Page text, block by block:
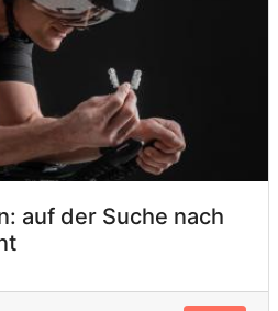
auf der Suche nach